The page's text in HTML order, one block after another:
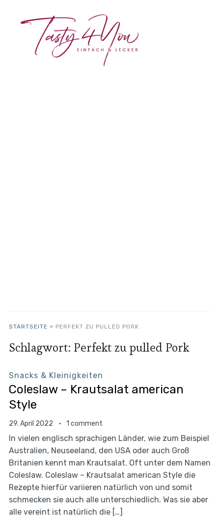
STARTSEITE » PERFEKT ZU PULLED PORK
Schlagwort: Perfekt zu pulled Pork
Snacks & Kleinigkeiten
Coleslaw – Krautsalat american
Style
29. April 2022 1 comment
In vielen englisch sprachigen Länder, wie zum Beispiel
Australien, Neuseeland, den USA oder auch Groß
Britanien kennt man Krautsalat. Oft unter dem Namen
Coleslaw. Coleslaw – Krautsalat american Style die
Rezepte hierfür variieren natürlich von und somit
schmecken sie auch alle unterschiedlich. Was sie aber
alle vereint ist natürlich die […]